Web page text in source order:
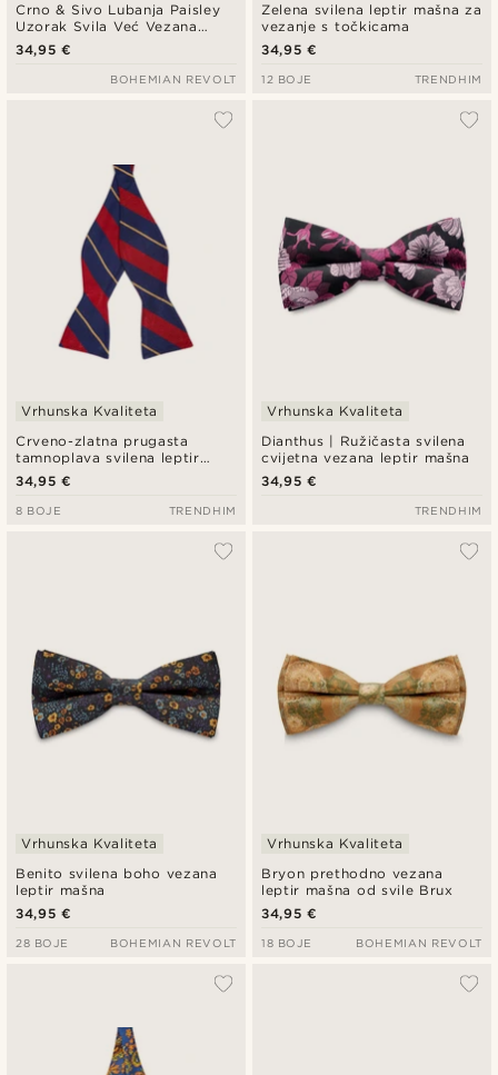
Crno & Sivo Lubanja Paisley
Uzorak Svila Već Vezana
Leptir kravata
34,95 €
BOHEMIAN REVOLT
Zelena svilena leptir mašna za
vezanje s točkicama
34,95 €
12 BOJE TRENDHIM
Crveno-zlatna prugasta
tamnoplava svilena leptir
mašna za vezanje
Vrhunska Kvaliteta
34,95 €
8 BOJE TRENDHIM
Dianthus | Ružičasta svilena
cvijetna vezana leptir mašna
Vrhunska Kvaliteta
34,95 €
TRENDHIM
Benito svilena boho vezana
leptir mašna
Vrhunska Kvaliteta
34,95 €
28 BOJE BOHEMIAN REVOLT
Bryon prethodno vezana
leptir mašna od svile Brux
Vrhunska Kvaliteta
34,95 €
18 BOJE BOHEMIAN REVOLT